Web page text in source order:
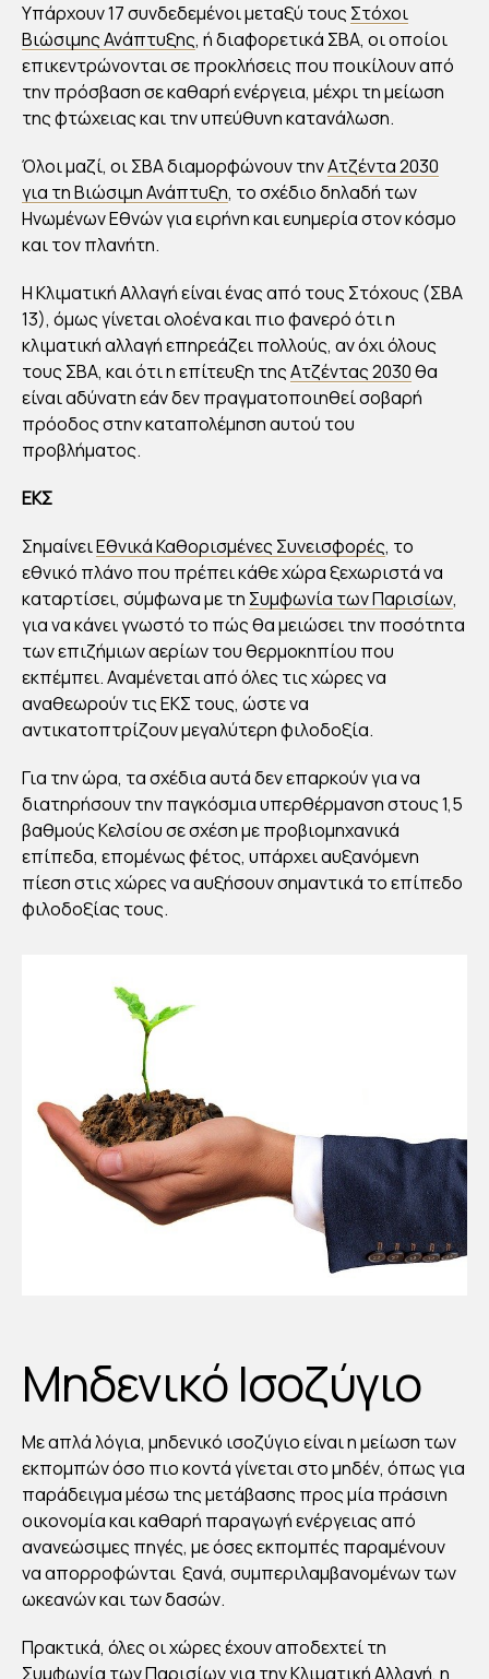
στάκη
ed
021
Υπάρχουν 17 συνδεδεμένοι μεταξύ τους Στόχοι
Βιώσιμης Ανάπτυξης, ή διαφορετικά ΣΒΑ, οι οποίοι
επικεντρώνονται σε προκλήσεις που ποικίλουν από
την πρόσβαση σε καθαρή ενέργεια, μέχρι τη μείωση
της φτώχειας και την υπεύθυνη κατανάλωση.
Όλοι μαζί, οι ΣΒΑ διαμορφώνουν τηνΑτζέντα 2030
για τη Βιώσιμη Ανάπτυξη, το σχέδιο δηλαδή των
Ηνωμένων Εθνών για ειρήνη και ευημερία στον κόσμο
και τον πλανήτη.
Η Κλιματική Αλλαγή είναι ένας από τους Στόχους (ΣΒΑ
13), όμως γίνεται ολοένα και πιο φανερό ότι η
κλιματική αλλαγή επηρεάζει πολλούς, αν όχι όλους
τους ΣΒΑ, και ότι η επίτευξη τηςΑτζέντας 2030θα
είναι αδύνατη εάν δεν πραγματοποιηθεί σοβαρή
πρόοδος στην καταπολέμηση αυτού του
προβλήματος.
ΕΚΣ
ΣημαίνειΕθνικά Καθορισμένες Συνεισφορές, το
εθνικό πλάνο που πρέπει κάθε χώρα ξεχωριστά να
καταρτίσει, σύμφωνα με τη Συμφωνία των Παρισίων,
για να κάνει γνωστό το πώς θα μειώσει την ποσότητα
των επιζήμιων αερίων του θερμοκηπίου που
εκπέμπει. Αναμένεται από όλες τις χώρες να
αναθεωρούν τις ΕΚΣ τους, ώστε να
αντικατοπτρίζουν μεγαλύτερη φιλοδοξία.
Για την ώρα, τα σχέδια αυτά δεν επαρκούν για να
διατηρήσουν την παγκόσμια υπερθέρμανση στους 1,5
βαθμούς Κελσίου σε σχέση με προβιομηχανικά
επίπεδα, επομένως φέτος, υπάρχει αυξανόμενη
πίεση στις χώρες να αυξήσουν σημαντικά το επίπεδο
φιλοδοξίας τους.
Μηδενικό Ισοζύγιο
Με απλά λόγια, μηδενικό ισοζύγιο είναι η μείωση των
εκπομπών όσο πιο κοντά γίνεται στο μηδέν, όπως για
παράδειγμα μέσω της μετάβασης προς μία πράσινη
οικονομία και καθαρή παραγωγή ενέργειας από
ανανεώσιμες πηγές, με όσες εκπομπές παραμένουν
να απορροφώνται ξανά, συμπεριλαμβανομένων των
ωκεανών και των δασών.
Πρακτικά, όλες οι χώρες έχουν αποδεχτεί τη
Συμφωνία των Παρισίων για την Κλιματική Αλλαγή, η